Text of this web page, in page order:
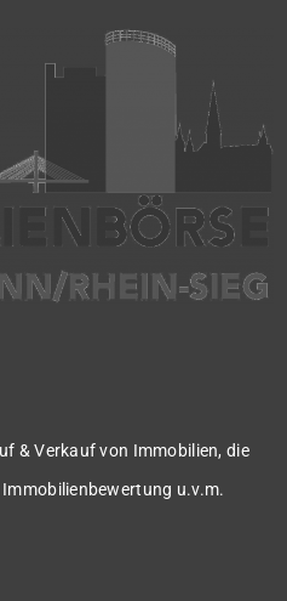
& Verkauf von Immobilien, die
u.v.m.